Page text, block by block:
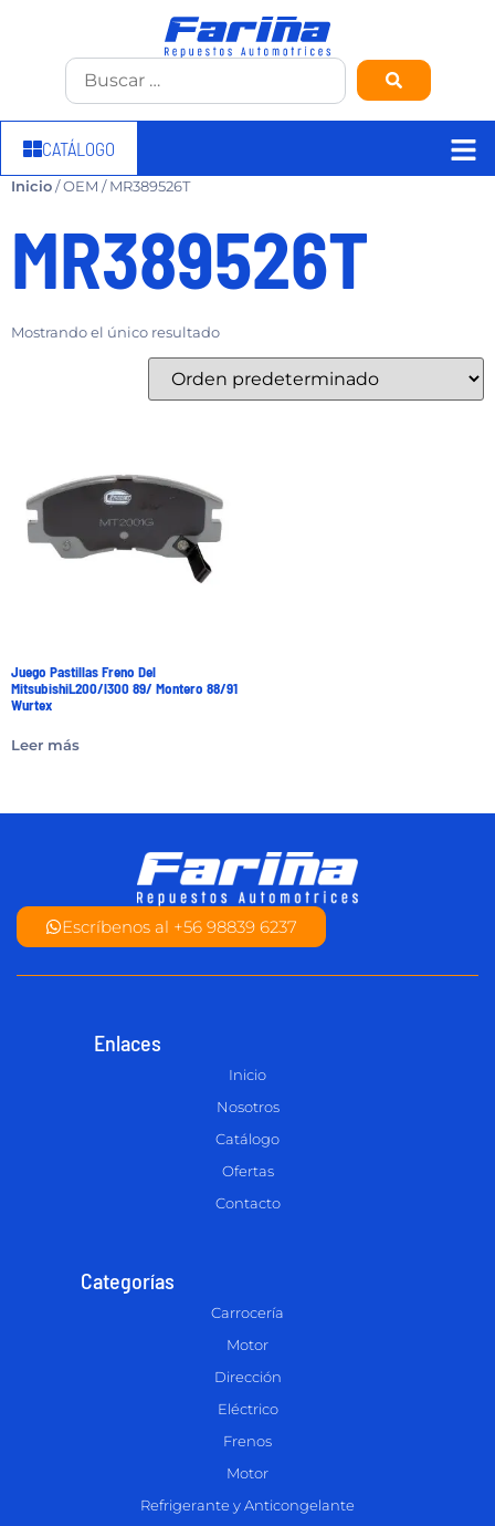
CATÁLOGO
Inicio/ OEM / MR389526T
MR389526T
Mostrando el único resultado
Juego Pastillas Freno Del
MitsubishiL200/l300 89/ Montero 88/91
Wurtex
Leer más
Escríbenos al +56 98839 6237
Enlaces
Inicio
Nosotros
Catálogo
Ofertas
Contacto
Categorías
Carrocería
Motor
Dirección
Eléctrico
Frenos
Motor
Refrigerante y Anticongelante